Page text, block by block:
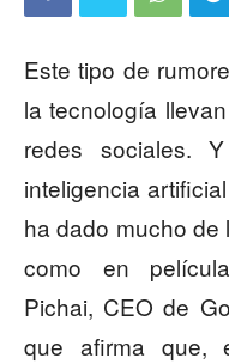
Este tipo de
la tecnología
redes sociales.
inteligencia
ha dado mucho de
como en
Pichai, CEO de
que afirma que,